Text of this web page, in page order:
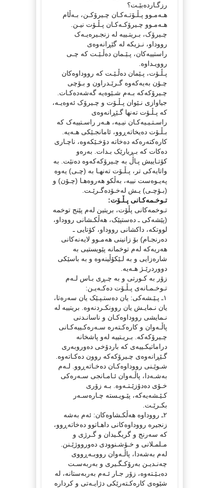
رزگـاردەبێـت؟
هـەمـوو پـڵـۆتـەکـان چـیرۆکـن، بـەڵام
هـەمـوو چـیرۆکـەکـان پـڵـۆت نیـن.
چـیرۆک، بـریتـییە لە زنجـیرەیـەک
رووداو، نـزیکە لە گێڕانەوەی
راستییەکان، پـێـمان دەڵـێـت کە چـی
روویـداوە.
پـڵـۆت، پـێمان دەڵـێـت کە رووداوەکان
چـۆن بەیەکەوە گـرێـدراون و بـۆچی
چـیرۆکەکە بـەم شـێوەیە گەشەدەکـات.
جیاوازی نـێوان پـڵـۆت و چـیرۆک ئەوەیـە،
کە پـڵـۆت تەنها گـێڕانەوەی
راسـتـیـیەکـان نیـیە، هـەر راسـتییەک کە
بـڵـۆت دەیخاتەڕوو، ئامانجـێکی هـەیە.
کارەکتەرەکە دەخاتە دۆخـێکەوە، ناچـاری
دەکات کە بـڕیارێک بـدات. بەرەو
کۆتـاییش پـاڵ بە چـیرۆکەکەوە دەنێت. بە
واتایەکی تر، پـڵـۆت تەنهـا بە (چـی) یەوە
پەیـوەست نییە، بەڵکو هەروەهـا (چـۆن) و
(بـۆچـی) یـش لەخـۆدەگـرێـت.
تـوخـمەکـانی پـڵـۆت:
تـوخمەکانی پڵۆت، بریتین لەم پێنج توخمە
(پێشەکی ـ دەستپێک، هەڵکـشانی رووداو،
لووتکە، داکشانی رووداو، کۆتایی ـ
دەرنجـام) بۆ زانینی هەمـوو لایەنەکانی
هەریەکە لەم توخمانە پێویستیی بە
شارەزایی و بە لـێکۆڵینەوە و بە باسێکی
دووردرێـژ هـەیە.
زۆر بە کـورتی و بە چـڕی بـاس لـەم
تـوخـمـانەی پـڵـۆت دەکـەیـن:
١ـ پـێـشەکی: یان دەستـپـێک یان سەرەتا،
یان نـمایـش یان روونکـردنەوە. بریتییە لە
نـمایشی رووداوەکـان و ناسانـدنی
پاڵـەوان و کارەکـتەرە سـەرەکـییەکـانی
چـیرۆکەکە. بـریـتییە لەو پاشخانە
دراماتیکـییەی کە باردۆخی دەوروبەری
گـێڕانەوەی چـیرۆکەکە روون دەکـاتەوە.
شـوێـنی رووداوەکـان دەخـاتەڕوو. لـەم
بەشـەدا، پاڵـەوان ئـامـانجی سـەرەکی
خـۆی دەدۆزێـتـەوە. بـە زۆری
کـێـشەیەکە، پێـویـستە چـارەسـەر
بکـرێـت.
٢ـ رووداوە هەڵکـشاوەکان: ئەم بەشە
زنجیرە رووداوەکانی داهـاتوو دەخاتەڕوو،
کە سەرنج و گریگـیدان و گـرژی و
مـلمـلانی و خـۆشـنوودی دەورووژێـنن.
لەم بەشەدا، پاڵـەوان رووبـەڕووی
چەنـدیـن بەرۆکـگـیری و بەربەسـت
دەبـێـتەوە، زۆر جـار ئـەم بەربەستانە، لە
شێوەی کارەکـتەرێکی دژایـەتی و کردارە